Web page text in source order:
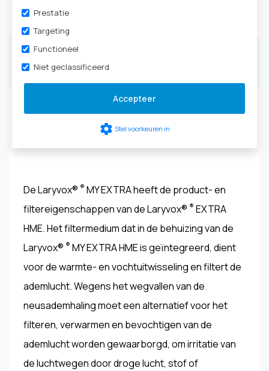
Productbeschrijving
Laryvox® ® MY EXTRA HME HIGHFLOW - 49861-
De Laryvox® ® MY EXTRA heeft de product- en
filtereigenschappen van de Laryvox® ® EXTRA
HME. Het filtermedium dat in de behuizing van de
Laryvox® ® MY EXTRA HME is geïntegreerd, dient
voor de warmte- en vochtuitwisseling en filtert de
ademlucht. Wegens het wegvallen van de
neusademhaling moet een alternatief voor het
filteren, verwarmen en bevochtigen van de
ademlucht worden gewaarborgd, om irritatie van
de luchtwegen door droge lucht, stof of
Prestatie
Targeting
Functioneel
Niet geclassificeerd
Accepteer
settings Stel voorkeuren in